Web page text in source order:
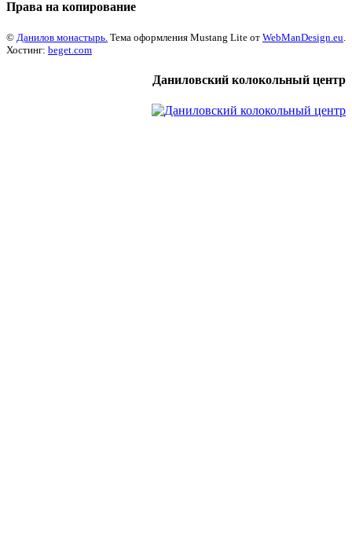
Права на копирование
© Данилов монастырь. Тема оформления Mustang Lite от WebManDesign.eu
Хостинг: beget.com
Даниловский колокольный центр